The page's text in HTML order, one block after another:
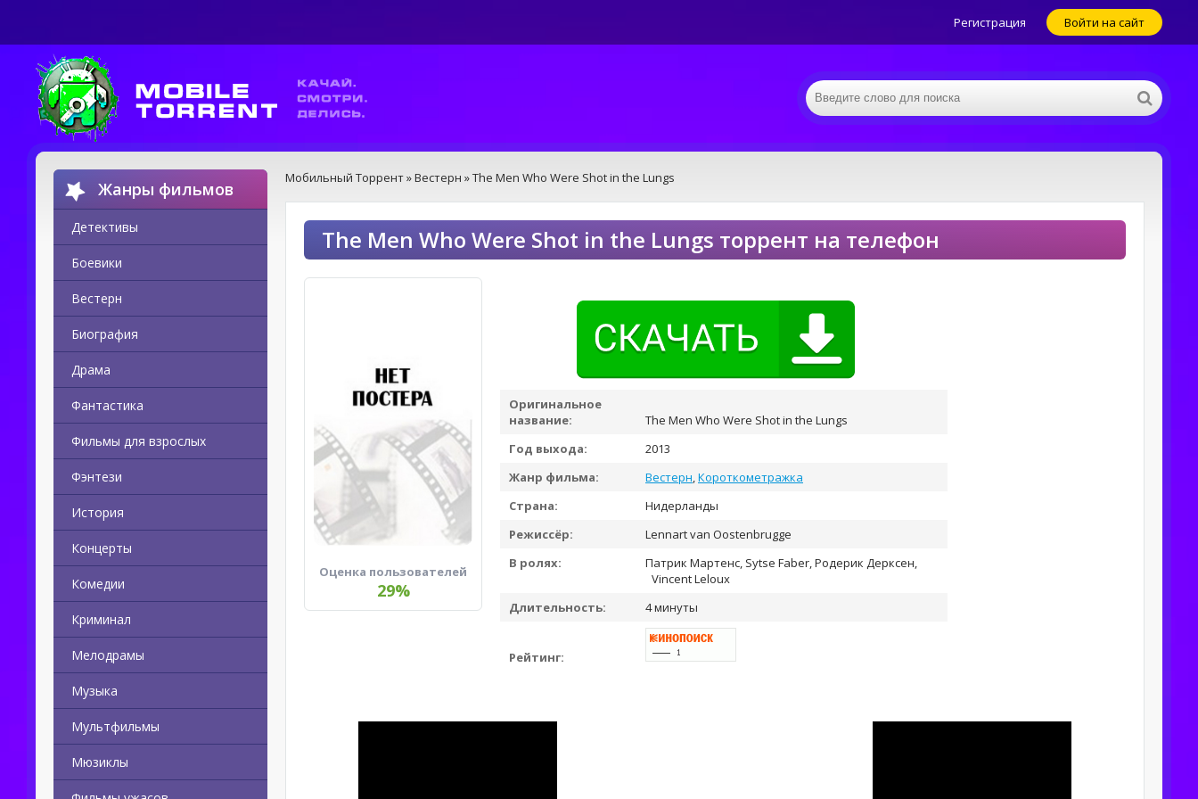
Регистрация Войти на сайт
Жанры фильмов
Детективы
Боевики
Вестерн
Биография
Драма
Фантастика
Фильмы для взрослых
Фэнтези
История
Концерты
Комедии
Криминал
Мелодрамы
Музыка
Мультфильмы
Мюзиклы
Мобильный Торрент»Вестерн » The Men Who Were Shot in the Lungs
The Men Who Were Shot in the Lungs торрент на телефон
Оценка пользователей
29%
Оригинальное
название:
The Men Who Were Shot in the Lungs
Год выхода:
2013
Жанр фильма:
Вестерн,Короткометражка
Страна:
Нидерланды
Режиссёр:
Lennart van Oostenbrugge
В ролях:
Патрик Мартенс, Sytse Faber, Родерик Дерксен,
Vincent Leloux
Длительность:
4 минуты
Рейтинг: